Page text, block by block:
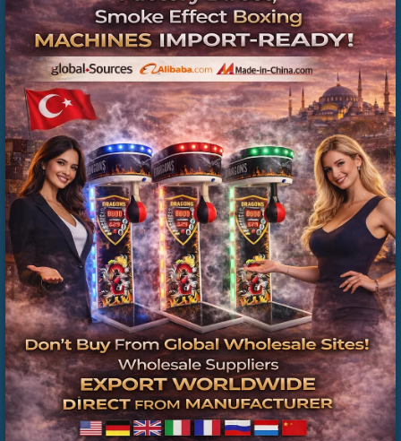
Satış sonrası teknik destek yok
Yedek parça ve servis belirsiz
Kurulum ve taşıma maliyetleri yüksek
İşte tam bu noktadaTürkiye üretimi boks makineleri,
Amazon’a kıyaslaçok daha avantajlıhale gelir.
Amazon Boks Makinesi Fiyatları
Neden Yüksek?
Amazon’da listelenen boks makineleri genellikle:
Aracı sayısı fazla olan ürünlerdir
Tekli satışa yöneliktir
Ticari kullanım için optimize edilmemiştir
Bu da fiyatları yükseltir ve işletmeler içingeri dönüş
süresini uzatır.
Boks Makinesi Dış Topu Fiyatları